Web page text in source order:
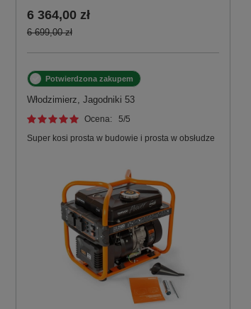
6 364,00 zł
6 699,00 zł
Potwierdzona zakupem
Włodzimierz, Jagodniki 53
Ocena: 5/5
Super kosi prosta w budowie i prosta w obsłudze